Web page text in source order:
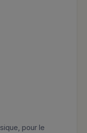
pour le